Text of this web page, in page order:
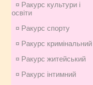
¤ Ракурс культури і
освіти
¤ Ракурс спорту
¤ Ракурс кримінальний
¤ Ракурс житейський
¤ Ракурс інтимний